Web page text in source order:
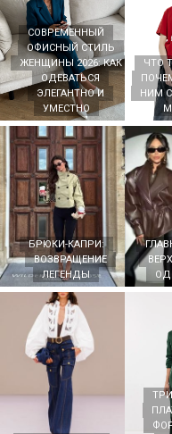
СОВРЕМЕННЫЙ
ОФИСНЫЙ СТИЛЬ
ЖЕНЩИНЫ 2026: КАК
ОДЕВАТЬСЯ
ЭЛЕГАНТНО И
УМЕСТНО
ЧТО
НИМ
БРЮКИ-КАПРИ:
ВОЗВРАЩЕНИЕ
ЛЕГЕНДЫ